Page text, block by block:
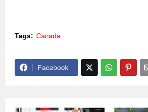
Tags: Canada
Facebook